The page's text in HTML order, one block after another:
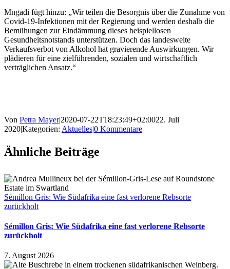
Mngadi fügt hinzu: „Wir teilen die Besorgnis über die Zunahme von
Covid-19-Infektionen mit der Regierung und werden deshalb die
Bemühungen zur Eindämmung dieses beispiellosen
Gesundheitsnotstands unterstützen. Doch das landesweite
Verkaufsverbot von Alkohol hat gravierende Auswirkungen. Wir
plädieren für eine zielführenden, sozialen und wirtschaftlich
verträglichen Ansatz.“
Von Petra Mayer|2020-07-22T18:23:49+02:0022. Juli
2020|Kategorien: Aktuelles|0 Kommentare
Ähnliche Beiträge
Sémillon Gris: Wie Südafrika eine fast verlorene Rebsorte
zurückholt
Sémillon Gris: Wie Südafrika eine fast verlorene Rebsorte
zurückholt
7. August 2026